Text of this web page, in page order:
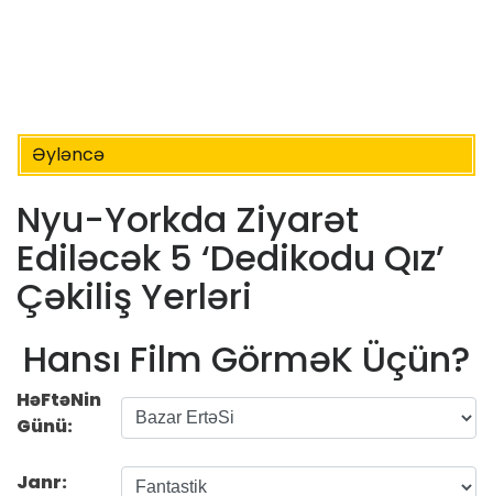
Əyləncə
Nyu-Yorkda Ziyarət
Ediləcək 5 ‘Dedikodu Qız’
Çəkiliş Yerləri
Hansı Film GörməK Üçün?
HəFtəNin
Günü:
Janr: